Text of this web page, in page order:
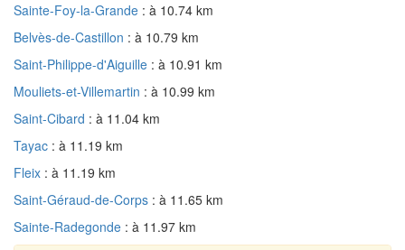
Sainte-Foy-la-Grande : à 10.74 km
Belvès-de-Castillon : à 10.79 km
Saint-Philippe-d'Aiguille : à 10.91 km
Mouliets-et-Villemartin : à 10.99 km
Saint-Cibard : à 11.04 km
Tayac : à 11.19 km
Fleix : à 11.19 km
Saint-Géraud-de-Corps : à 11.65 km
Sainte-Radegonde : à 11.97 km